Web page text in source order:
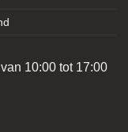
10:00 tot 17:00